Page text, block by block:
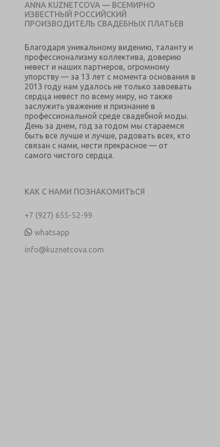
ANNA KUZNETCOVA — ВСЕМИРНО
ИЗВЕСТНЫЙ РОССИЙСКИЙ
ПРОИЗВОДИТЕЛЬ СВАДЕБНЫХ ПЛАТЬЕВ
Благодаря уникальному видению, таланту и
профессионализму коллектива, доверию
невест и наших партнеров, огромному
упорству — за 13 лет с момента основания в
2013 году нам удалось не только завоевать
сердца невест по всему миру, но также
заслужить уважение и признание в
профессиональной среде свадебной моды.
День за днем, год за годом мы стараемся
быть все лучше и лучше, радовать всех, кто
связан с нами, нести прекрасное — от
самого чистого сердца.
КАК С НАМИ ПОЗНАКОМИТЬСЯ
+7 (927) 655-52-99
whatsapp
info@kuznetcova.com